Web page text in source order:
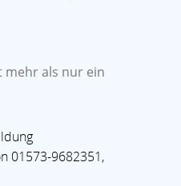
mehr als nur ein
01573-9682351,